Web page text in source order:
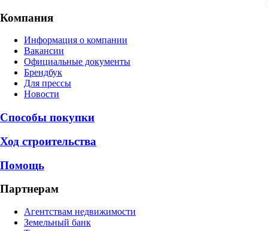
Компания
Информация о компании
Вакансии
Официальные документы
Брендбук
Для прессы
Новости
Способы покупки
Ход строительства
Помощь
Партнерам
Агентствам недвижимости
Земельный банк